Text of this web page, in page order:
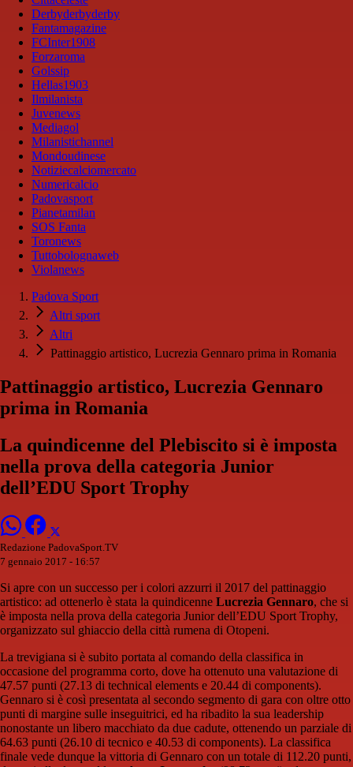
Derbyderbyderby
Fantamagazine
FCInter1908
Forzaroma
Golssip
Hellas1903
Ilmilanista
Juvenews
Mediagol
Milanistichannel
Mondoudinese
Notiziecalciomercato
Numericalcio
Padovasport
Pianetamilan
SOS Fanta
Toronews
Tuttobolognaweb
Violanews
Padova Sport
Altri sport
Altri
Pattinaggio artistico, Lucrezia Gennaro prima in Romania
Pattinaggio artistico, Lucrezia Gennaro
prima in Romania
La quindicenne del Plebiscito si è imposta
nella prova della categoria Junior
dell’EDU Sport Trophy
Redazione PadovaSport.TV
7 gennaio 2017 - 16:57
Si apre con un successo per i colori azzurri il 2017 del pattinaggio
artistico: ad ottenerlo è stata la quindicenne Lucrezia Gennaro, che si
è imposta nella prova della categoria Junior dell’EDU Sport Trophy,
organizzato sul ghiaccio della città rumena di Otopeni.
La trevigiana si è subito portata al comando della classifica in
occasione del programma corto, dove ha ottenuto una valutazione di
47.57 punti (27.13 di technical elements e 20.44 di components).
Gennaro si è così presentata al secondo segmento di gara con oltre otto
punti di margine sulle inseguitrici, ed ha ribadito la sua leadership
nonostante un libero macchiato da due cadute, ottenendo un parziale di
64.63 punti (26.10 di tecnico e 40.53 di components). La classifica
finale vede dunque la vittoria di Gennaro con un totale di 112.20 punti,